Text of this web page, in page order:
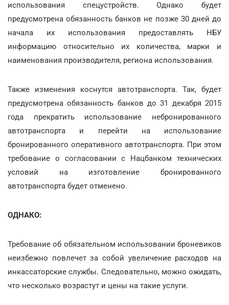
использования спецустройств. Однако будет
предусмотрена обязанность банков не позже 30 дней до
начала их использования предоставлять НБУ
информацию относительно их количества, марки и
наименования производителя, региона использования.
Также изменения коснутся автотранспорта. Так, будет
предусмотрена обязанность банков до 31 декабря 2015
года прекратить использование небронированного
автотранспорта и перейти на использование
бронированного оперативного автотранспорта. При этом
требование о согласовании с Нацбанком технических
условий на изготовление бронированного
автотранспорта будет отменено.
ОДНАКО:
Требование об обязательном использовании броневиков
неизбежно повлечет за собой увеличение расходов на
инкассаторские службы. Следовательно, можно ожидать,
что несколько возрастут и цены на такие услуги.